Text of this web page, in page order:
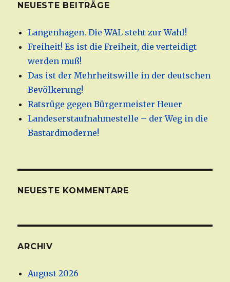
NEUESTE BEITRÄGE
Langenhagen. Die WAL steht zur Wahl!
Freiheit! Es ist die Freiheit, die verteidigt
werden muß!
Das ist der Mehrheitswille in der deutschen
Bevölkerung!
Ratsrüge gegen Bürgermeister Heuer
Landeserstaufnahmestelle – der Weg in die
Bastardmoderne!
NEUESTE KOMMENTARE
ARCHIV
August 2026